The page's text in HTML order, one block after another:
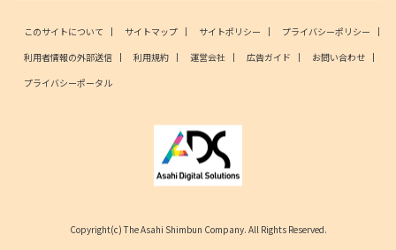
このサイトについて サイトマップ サイトポリシー
プライバシーポリシー
利用者情報の外部送信
利用規約 運営会社 広告ガイド
お問い合わせ
プライバシーポータル
Copyright(c) The Asahi Shimbun Company. All Rights Reserved.